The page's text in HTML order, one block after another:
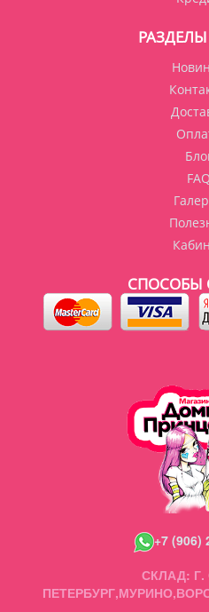
FAQ
СПОСОБЫ
+7 (906)
СКЛАД: Г.